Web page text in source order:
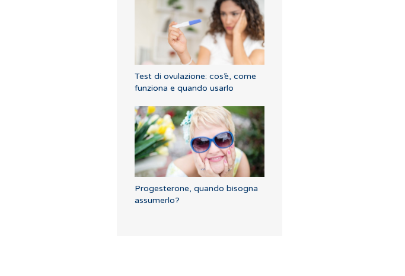
Test di ovulazione: cos’è, come
funziona e quando usarlo
Progesterone, quando bisogna
assumerlo?